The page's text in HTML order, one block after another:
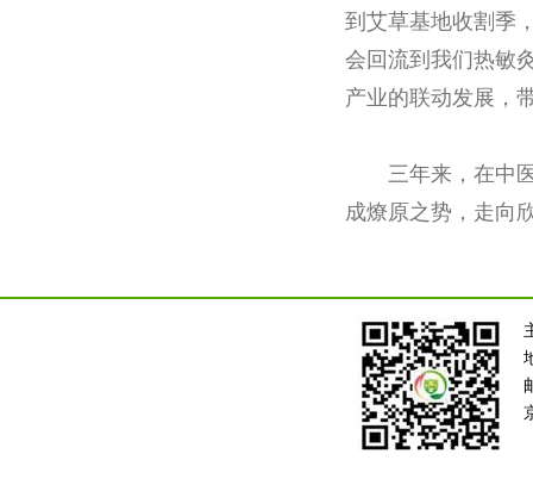
到艾草基地收割季
会回流到我们热敏
产业的联动发展，
三年来，在中
成燎原之势，走向